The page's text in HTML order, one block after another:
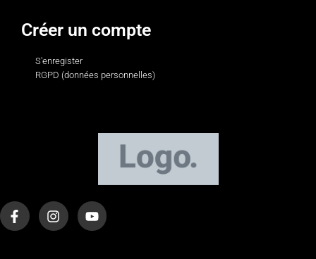
Créer un compte
S'enregister
RGPD (données personnelles)